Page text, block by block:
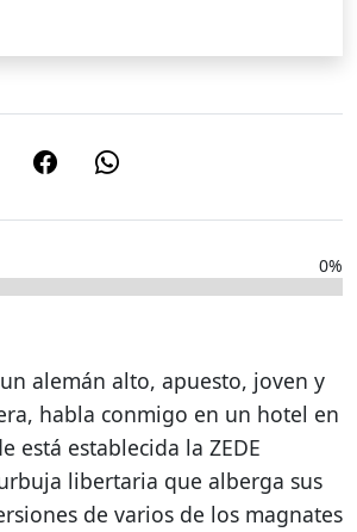
0%
alemán alto, apuesto, joven y
habla conmigo en un hotel en
está establecida la ZEDE
libertaria que alberga sus
de varios de los magnates